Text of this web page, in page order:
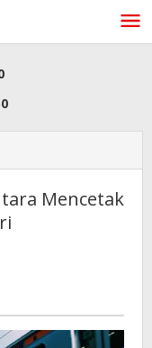
Mencetak